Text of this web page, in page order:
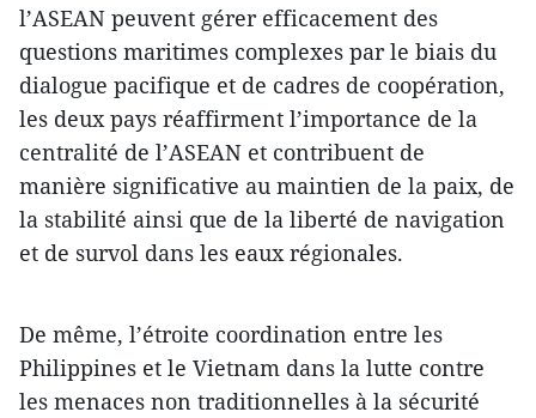
l’ASEAN peuvent gérer efficacement des
questions maritimes complexes par le biais du
dialogue pacifique et de cadres de coopération,
les deux pays réaffirment l’importance de la
centralité de l’ASEAN et contribuent de
manière significative au maintien de la paix, de
la stabilité ainsi que de la liberté de navigation
et de survol dans les eaux régionales.
De même, l’étroite coordination entre les
Philippines et le Vietnam dans la lutte contre
les menaces non traditionnelles à la sécurité